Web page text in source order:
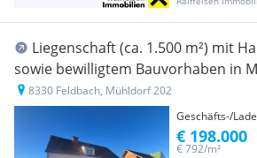
Liegenschaft (ca. 1.500 m²) mit
sowie bewilligtem Bauvorhaben in
Feldbach
8330 Feldbach, Mühldorf 202
Geschäfts-/
€ 792/m²
€ 198.000